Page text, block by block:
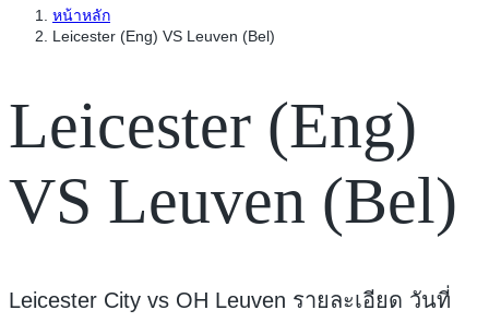
หน้าหลัก
Leicester (Eng) VS Leuven (Bel)
Leicester (Eng)
VS Leuven (Bel)
Leicester City vs OH Leuven รายละเอียด วันที่